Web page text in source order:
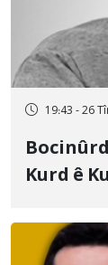
19:43 - 26
Kurd ê